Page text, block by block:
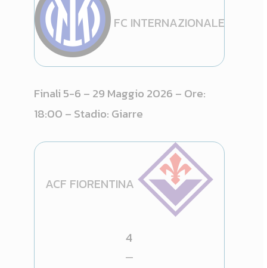
FC INTERNAZIONALE
Finali 5-6 – 29 Maggio 2026 – Ore:
18:00 – Stadio: Giarre
ACF FIORENTINA
4
—